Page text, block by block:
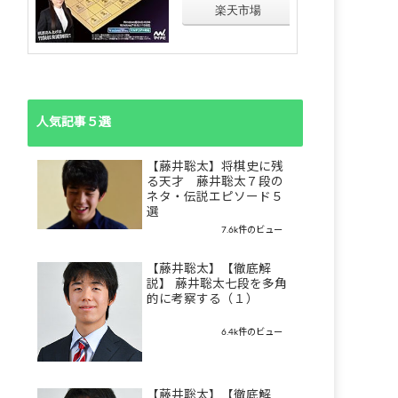
楽天市場
人気記事５選
【藤井聡太】将棋史に残
る天才 藤井聡太７段の
ネタ・伝説エピソード５
選
7.6k件のビュー
【藤井聡太】【徹底解
説】 藤井聡太七段を多角
的に考察する（１）
6.4k件のビュー
【藤井聡太】【徹底解